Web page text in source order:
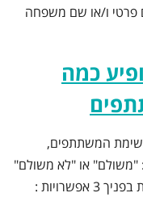
ו/או שם משפחה
כמה
המשתתפים,
או "לא משולם"
: